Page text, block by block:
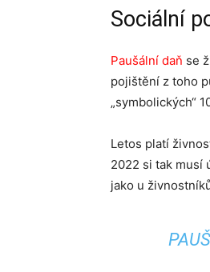
Sociální
Paušální daň se
pojištění z toho
„symbolických“
Letos platí
2022 si tak musí
jako u